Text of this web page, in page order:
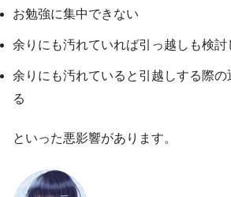
お勉強に集中できない
余りにも汚れていれば引っ越しも検
余りにも汚れていると引越しする際
る
といった悪影響があります。